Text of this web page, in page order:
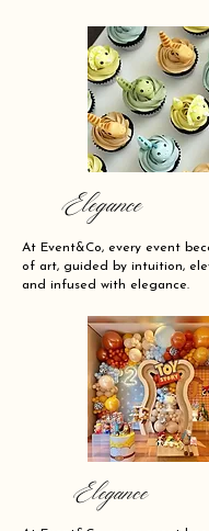
Elegance
At Event&Co, every event
of art, guided by intuition,
and infused with elegance.
Elegance